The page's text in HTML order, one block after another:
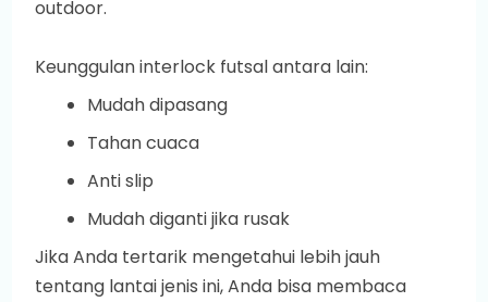
outdoor.
Keunggulan interlock futsal antara lain:
Mudah dipasang
Tahan cuaca
Anti slip
Mudah diganti jika rusak
Jika Anda tertarik mengetahui lebih jauh
tentang lantai jenis ini, Anda bisa membaca